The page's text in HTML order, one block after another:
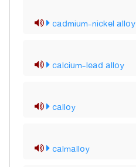
cadmium-nickel alloy
calcium-lead alloy
calloy
calmalloy